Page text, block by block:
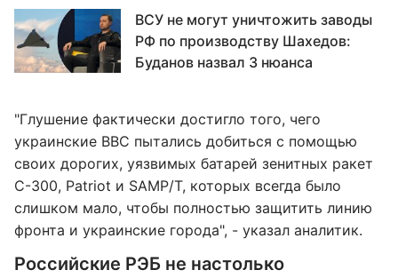
ВСУ не могут уничтожить заводы
РФ по производству Шахедов:
Буданов назвал 3 нюанса
"Глушение фактически достигло того, чего
украинские ВВС пытались добиться с помощью
своих дорогих, уязвимых батарей зенитных ракет
С-300, Patriot и SAMP/T, которых всегда было
слишком мало, чтобы полностью защитить линию
фронта и украинские города", - указал аналитик.
Российские РЭБ не настолько